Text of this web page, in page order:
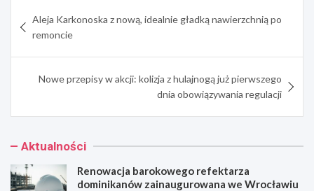
wpisu
Aleja Karkonoska z nową, idealnie gładką nawierzchnią po
remoncie
Nowe przepisy w akcji: kolizja z hulajnogą już pierwszego
dnia obowiązywania regulacji
Aktualności
Renowacja barokowego refektarza
dominikanów zainaugurowana we Wrocławiu